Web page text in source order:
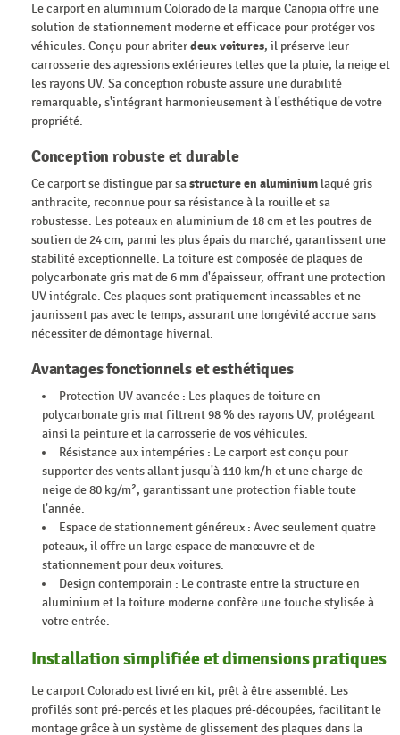
Le carport en aluminium Colorado de la marque Canopia offre une
solution de stationnement moderne et efficace pour protéger vos
véhicules. Conçu pour abriterdeux voitures, il préserve leur
carrosserie des agressions extérieures telles que la pluie, la neige et
les rayons UV. Sa conception robuste assure une durabilité
remarquable, s'intégrant harmonieusement à l'esthétique de votre
propriété.
Conception robuste et durable
Ce carport se distingue par sastructure en aluminium laqué gris
anthracite, reconnue pour sa résistance à la rouille et sa
robustesse. Les poteaux en aluminium de 18 cm et les poutres de
soutien de 24 cm, parmi les plus épais du marché, garantissent une
stabilité exceptionnelle. La toiture est composée de plaques de
polycarbonate gris mat de 6 mm d'épaisseur, offrant une protection
UV intégrale. Ces plaques sont pratiquement incassables et ne
jaunissent pas avec le temps, assurant une longévité accrue sans
nécessiter de démontage hivernal.
Avantages fonctionnels et esthétiques
Protection UV avancée : Les plaques de toiture en
polycarbonate gris mat filtrent 98 % des rayons UV, protégeant
ainsi la peinture et la carrosserie de vos véhicules.
Résistance aux intempéries : Le carport est conçu pour
supporter des vents allant jusqu'à 110 km/h et une charge de
neige de 80 kg/m², garantissant une protection fiable toute
l'année.
Espace de stationnement généreux : Avec seulement quatre
poteaux, il offre un large espace de manœuvre et de
stationnement pour deux voitures.
Design contemporain : Le contraste entre la structure en
aluminium et la toiture moderne confère une touche stylisée à
votre entrée.
Installation simplifiée et dimensions pratiques
Le carport Colorado est livré en kit, prêt à être assemblé. Les
profilés sont pré-percés et les plaques pré-découpées, facilitant le
montage grâce à un système de glissement des plaques dans la